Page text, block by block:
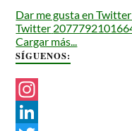
Dar me gusta en
Twitter
Cargar más...
SÍGUENOS: